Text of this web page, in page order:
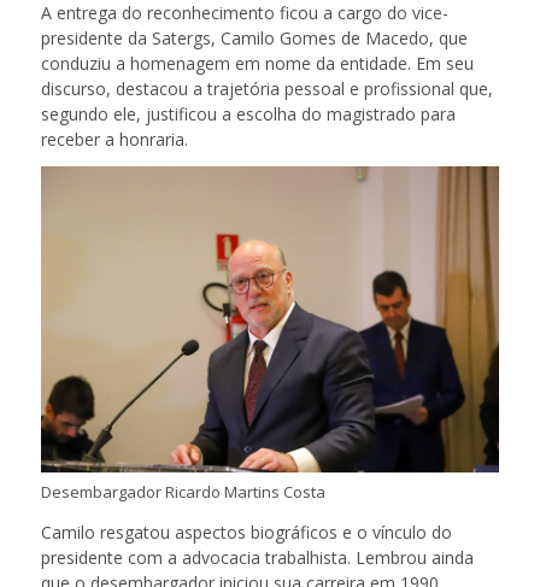
A entrega do reconhecimento ficou a cargo do vice-
presidente da Satergs, Camilo Gomes de Macedo, que
conduziu a homenagem em nome da entidade. Em seu
discurso, destacou a trajetória pessoal e profissional que,
segundo ele, justificou a escolha do magistrado para
receber a honraria.
Desembargador Ricardo Martins Costa
Camilo resgatou aspectos biográficos e o vínculo do
presidente com a advocacia trabalhista. Lembrou ainda